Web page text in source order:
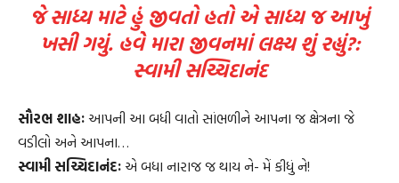
જે સાધ્ય માટે હું જીવતો હતો એ સાધ્ય જ આખું
ખસી ગયું. હવે મારા જીવનમાં લક્ષ્ય શું રહ્યું?:
સ્વામી સચ્ચિદાનંદ
સૌરભ શાહઃ આપની આ બધી વાતો સાંભળીને આપના જ ક્ષેત્રના જે
વડીલો અને આપના…
સ્વામી સચ્ચિદાનંદઃ એ બધા નારાજ જ થાય ને- મેં કીધું ને!